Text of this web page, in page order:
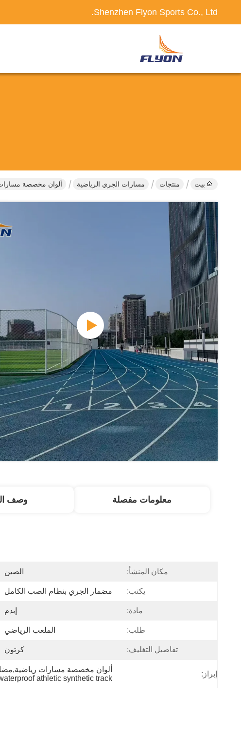
Shenzhen Flyon Sports Co., Ltd.
بيت منتجات مسارات الجري الرياضية ألوان مخصصة
معلومات مفصلة وصف
مكان المنشأ: الصين
يكتب: مضمار الجري بنظام الصب الكامل
مادة: إبدم
طلب: الملعب الرياضي
تفاصيل التغليف: كرتون
إبراز:
ألوان مخصصة مسارات
athletic synthetic track